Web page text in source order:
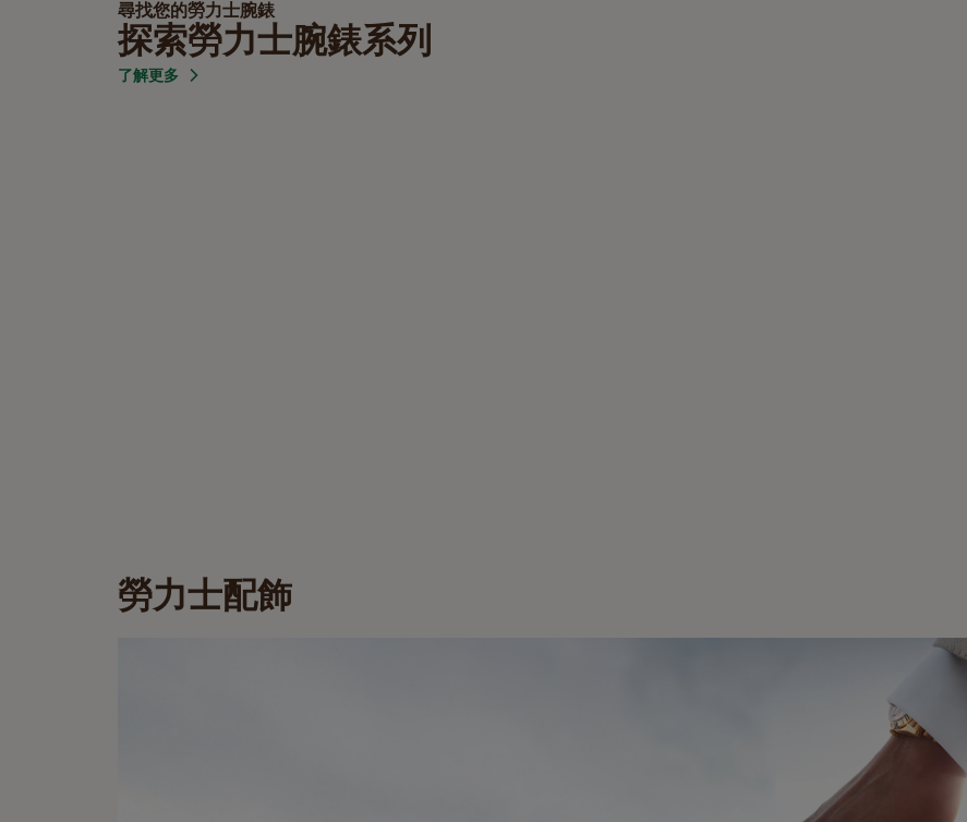
尋找您的勞力士腕錶
探索勞力士腕錶系列
了解更多
勞力士配飾